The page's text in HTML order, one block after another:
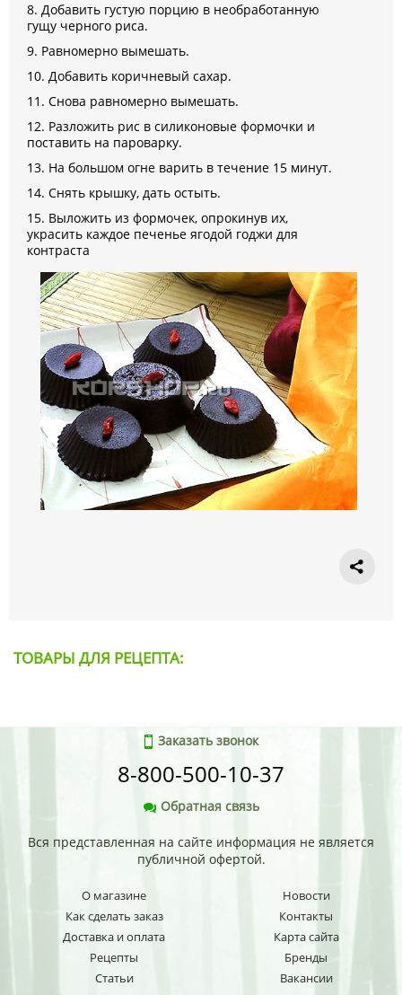
8. Добавить густую порцию в необработанную
гущу черного риса.
9. Равномерно вымешать.
10. Добавить коричневый сахар.
11. Снова равномерно вымешать.
12. Разложить рис в силиконовые формочки и
поставить на пароварку.
13. На большом огне варить в течение 15 минут.
14. Снять крышку, дать остыть.
15. Выложить из формочек, опрокинув их,
украсить каждое печенье ягодой годжи для
контраста
ТОВАРЫ ДЛЯ РЕЦЕПТА:
Заказать звонок
8-800-500-10-37
Обратная связь
Вся представленная на сайте информация не является
публичной офертой.
О магазине
Как сделать заказ
Доставка и оплата
Рецепты
Статьи
Новости
Контакты
Карта сайта
Бренды
Вакансии